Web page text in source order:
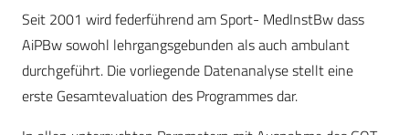
Seit 2001 wird federführend am Sport- MedInstBw dass
AiPBw sowohl lehrgangsgebunden als auch ambulant
durchgeführt. Die vorliegende Datenanalyse stellt eine
erste Gesamtevaluation des Programmes dar.